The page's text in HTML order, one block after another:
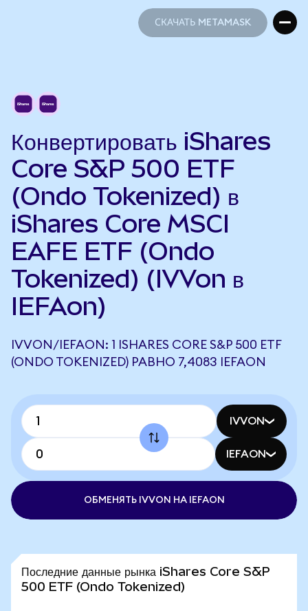
СКАЧАТЬ METAMASK
Конвертировать iShares
Core S&P 500 ETF
(Ondo Tokenized) в
iShares Core MSCI
EAFE ETF (Ondo
Tokenized) (IVVon в
IEFAon)
IVVON/IEFAON: 1 ISHARES CORE S&P 500 ETF
(ONDO TOKENIZED) РАВНО 7,4083 IEFAON
IVVON
IEFAON
ОБМЕНЯТЬ IVVON НА IEFAON
Последние данные рынка iShares Core S&P
500 ETF (Ondo Tokenized)